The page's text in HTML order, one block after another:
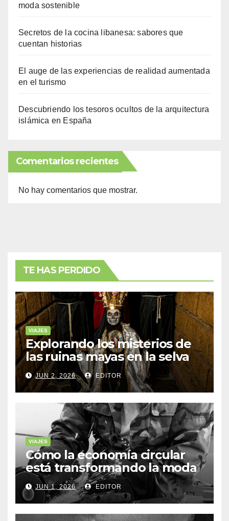
moda sostenible
Secretos de la cocina libanesa: sabores que
cuentan historias
El auge de las experiencias de realidad aumentada
en el turismo
Descubriendo los tesoros ocultos de la arquitectura
islámica en España
Comentarios recientes
No hay comentarios que mostrar.
TE HAS PERDIDO
VIAJES
Explorando los misterios de
las ruinas mayas en la selva
de Yucatán
JUN 2, 2026 EDITOR
VIAJES
Cómo la economía circular
está transformando la moda
sostenible
JUN 1, 2026 EDITOR